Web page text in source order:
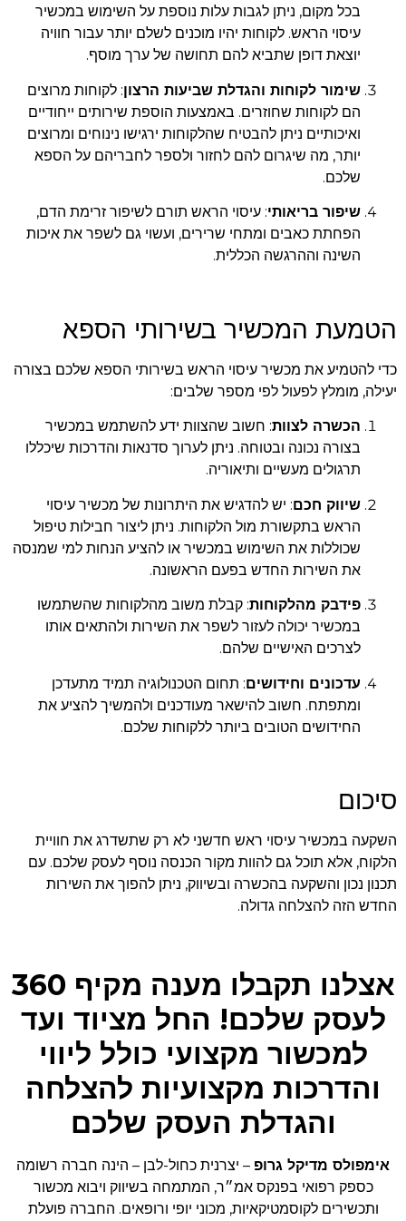
בכל מקום, ניתן לגבות עלות נוספת על השימוש במכשיר
עיסוי הראש. לקוחות יהיו מוכנים לשלם יותר עבור חוויה
יוצאת דופן שתביא להם תחושה של ערך מוסף.
שימור לקוחות והגדלת שביעות הרצון: לקוחות מרוצים
הם לקוחות שחוזרים. באמצעות הוספת שירותים ייחודיים
ואיכותיים ניתן להבטיח שהלקוחות ירגישו נינוחים ומרוצים
יותר, מה שיגרום להם לחזור ולספר לחבריהם על הספא
שלכם.
שיפור בריאותי: עיסוי הראש תורם לשיפור זרימת הדם,
הפחתת כאבים ומתחי שרירים, ועשוי גם לשפר את איכות
השינה וההרגשה הכללית.
הטמעת המכשיר בשירותי הספא
כדי להטמיע את מכשיר עיסוי הראש בשירותי הספא שלכם בצורה
יעילה, מומלץ לפעול לפי מספר שלבים:
הכשרה לצוות: חשוב שהצוות ידע להשתמש במכשיר
בצורה נכונה ובטוחה. ניתן לערוך סדנאות והדרכות שיכללו
תרגולים מעשיים ותיאוריה.
שיווק חכם: יש להדגיש את היתרונות של מכשיר עיסוי
הראש בתקשורת מול הלקוחות. ניתן ליצור חבילות טיפול
שכוללות את השימוש במכשיר או להציע הנחות למי שמנסה
את השירות החדש בפעם הראשונה.
פידבק מהלקוחות: קבלת משוב מהלקוחות שהשתמשו
במכשיר יכולה לעזור לשפר את השירות ולהתאים אותו
לצרכים האישיים שלהם.
עדכונים וחידושים: תחום הטכנולוגיה תמיד מתעדכן
ומתפתח. חשוב להישאר מעודכנים ולהמשיך להציע את
החידושים הטובים ביותר ללקוחות שלכם.
סיכום
השקעה במכשיר עיסוי ראש חדשני לא רק שתשדרג את חוויית
הלקוח, אלא תוכל גם להוות מקור הכנסה נוסף לעסק שלכם. עם
תכנון נכון והשקעה בהכשרה ובשיווק, ניתן להפוך את השירות
החדש הזה להצלחה גדולה.
אצלנו תקבלו מענה מקיף 360
לעסק שלכם! החל מציוד ועד
למכשור מקצועי כולל ליווי
והדרכות מקצועיות להצלחה
והגדלת העסק שלכם
אימפולס מדיקל גרופ – יצרנית כחול-לבן – הינה חברה רשומה
כספק רפואי בפנקס אמ״ר, המתמחה בשיווק ויבוא מכשור
ותכשירים לקוסמטיקאיות, מכוני יופי ורופאים. החברה פועלת